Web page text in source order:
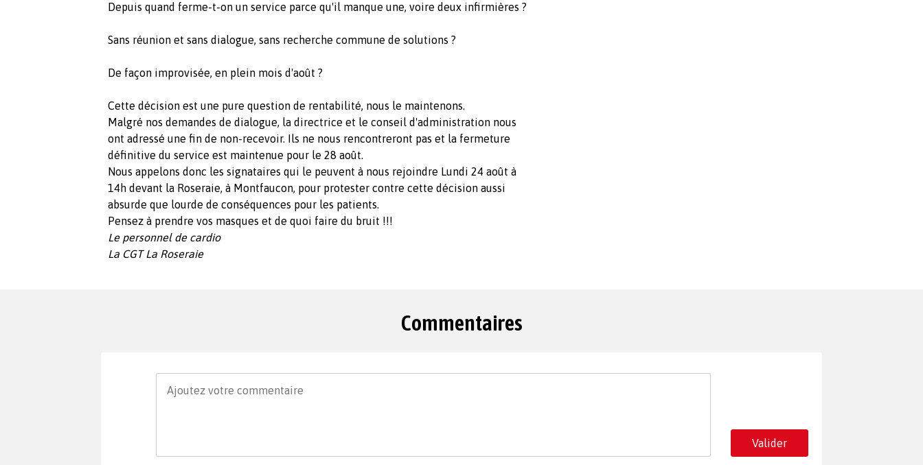
Depuis quand ferme-t-on un service parce qu'il manque une, voire deux infirmières ?
Sans réunion et sans dialogue, sans recherche commune de solutions ?
De façon improvisée, en plein mois d'août ?
Cette décision est une pure question de rentabilité, nous le maintenons.
Malgré nos demandes de dialogue, la directrice et le conseil d'administration nous
ont adressé une fin de non-recevoir. Ils ne nous rencontreront pas et la fermeture
définitive du service est maintenue pour le 28 août.
Nous appelons donc les signataires qui le peuvent à nous rejoindre Lundi 24 août à
14h devant la Roseraie, à Montfaucon, pour protester contre cette décision aussi
absurde que lourde de conséquences pour les patients.
Pensez à prendre vos masques et de quoi faire du bruit !!!
Le personnel de cardio
La CGT La Roseraie
Commentaires
Valider